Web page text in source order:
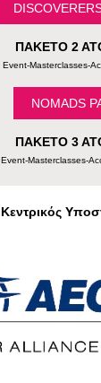
ΠΑΚΕΤΟ 2
Εvent-Masterclasses-
NOMADS
ΠΑΚΕΤΟ 3
Εvent-Masterclasses-
Κεντρικός